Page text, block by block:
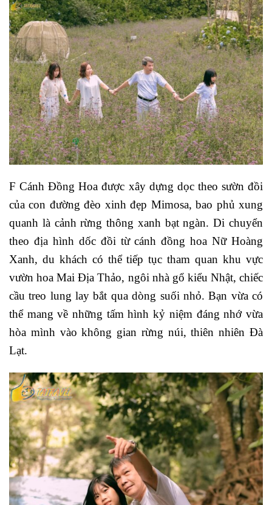
F Cánh Đồng Hoa được xây dựng dọc theo sườn đồi
của con đường đèo xinh đẹp Mimosa, bao phủ xung
quanh là cảnh rừng thông xanh bạt ngàn. Di chuyển
theo địa hình dốc đồi từ cánh đồng hoa Nữ Hoàng
Xanh, du khách có thể tiếp tục tham quan khu vực
vườn hoa Mai Địa Thảo, ngôi nhà gổ kiểu Nhật, chiếc
cầu treo lung lay bắt qua dòng suối nhỏ. Bạn vừa có
thể mang về những tấm hình kỷ niệm đáng nhớ vừa
hòa mình vào không gian rừng núi, thiên nhiên Đà
Lạt.